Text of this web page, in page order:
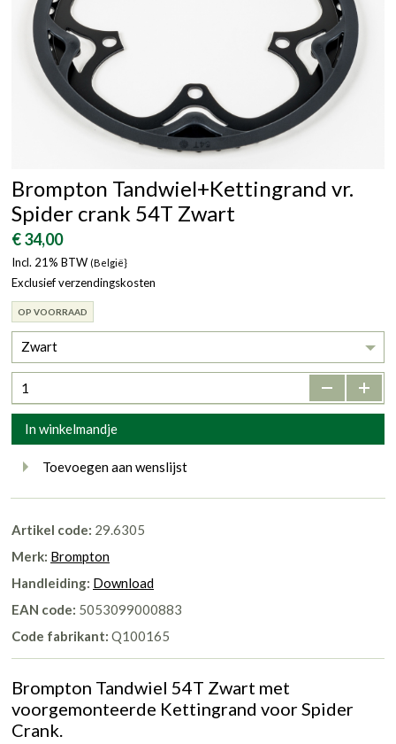
Brompton Tandwiel+Kettingrand vr.
Spider crank 54T Zwart
€ 34,00
Incl. 21% BTW (België}
Exclusief verzendingskosten
OP VOORRAAD
Zwart
- +
In winkelmandje
Toevoegen aan wenslijst
Artikel code: 29.6305
Merk: Brompton
Handleiding: Download
EAN code: 5053099000883
Code fabrikant: Q100165
Brompton Tandwiel 54T Zwart met
voorgemonteerde Kettingrand voor Spider
Crank.